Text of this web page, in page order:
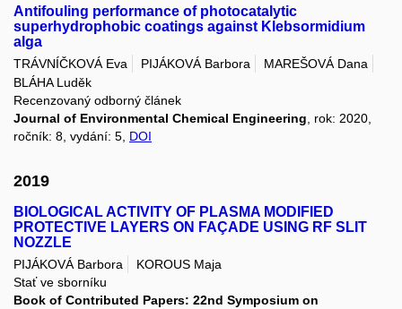
Antifouling performance of photocatalytic
superhydrophobic coatings against Klebsormidium
alga
TRÁVNÍČKOVÁ Eva PIJÁKOVÁ Barbora
MAREŠOVÁ Dana
BLÁHA Luděk
Recenzovaný odborný článek
Journal of Environmental Chemical Engineering, rok: 2020,
ročník: 8, vydání: 5, DOI
2019
BIOLOGICAL ACTIVITY OF PLASMA MODIFIED
PROTECTIVE LAYERS ON FAÇADE USING RF SLIT
NOZZLE
PIJÁKOVÁ Barbora
KOROUS Maja
Stať ve sborníku
Book of Contributed Papers: 22nd Symposium on